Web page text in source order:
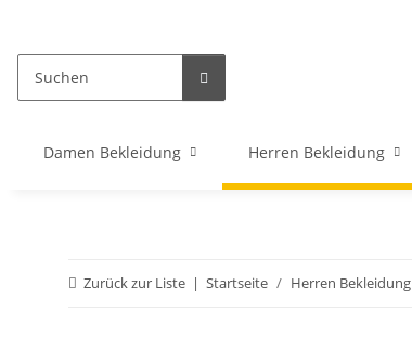
Damen Bekleidung Herren Bekleidung
Zurück zur Liste Startseite Herren Bekleidung